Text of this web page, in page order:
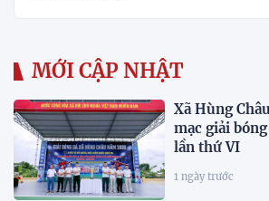
MỚI CẬP NHẬT
Xã Hùng
mạc giải
lần thứ VI
1 ngày trước